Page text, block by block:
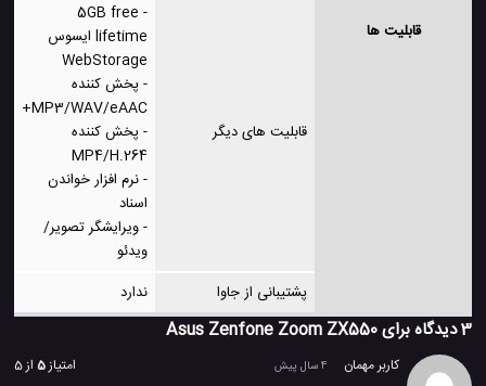
قابلیت ها
قابلیت های دیگر
- 5GB free
lifetime ایسوس
WebStorage
- پخش کننده
MP3/WAV/eAAC+
- پخش کننده
MP4/H.264
- نرم افزار خواندن
اسناد
- ویرایشگر تصویر/
ویدئو
پشتیبانی از جاوا
ندارد
3 دیدگاه برای Asus Zenfone Zoom ZX550
امتیاز5 از 5 کاربر مهمان 4 سال پیش